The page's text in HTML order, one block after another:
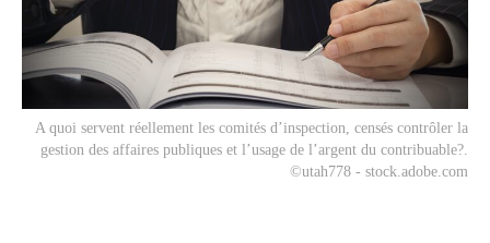
A quoi servent réellement les comités d’inspection, censés contrôler la
gestion des affaires publiques et l’usage de l’argent du contribuable?.
©utah778 - stock.adobe.com